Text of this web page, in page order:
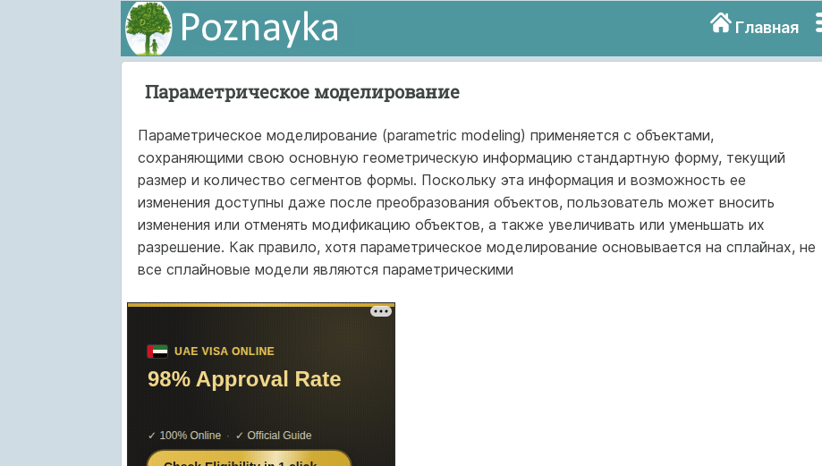
Главная
Параметрическое моделирование
Параметрическое моделирование (parametric modeling) применяется с объектами,
сохраняющими свою основную геометрическую информацию стандартную форму, текущий
размер и количество сегментов формы. Поскольку эта информация и возможность ее
изменения доступны даже после преобразования объектов, пользователь может вносить
изменения или отменять модификацию объектов, а также увеличивать или уменьшать их
разрешение. Как правило, хотя параметрическое моделирование основывается на сплайнах, не
все сплайновые модели являются параметрическими